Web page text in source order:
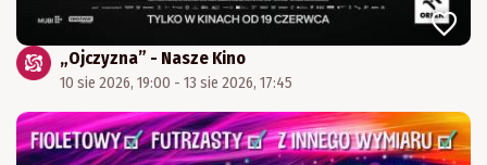
„Ojczyzna” - Nasze Kino
10 sie 2026, 19:00 - 13 sie 2026, 17:45